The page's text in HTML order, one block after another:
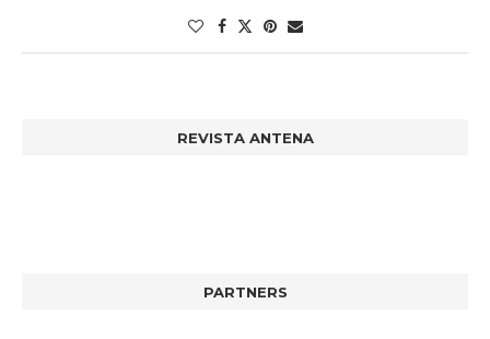
REVISTA ANTENA
PARTNERS